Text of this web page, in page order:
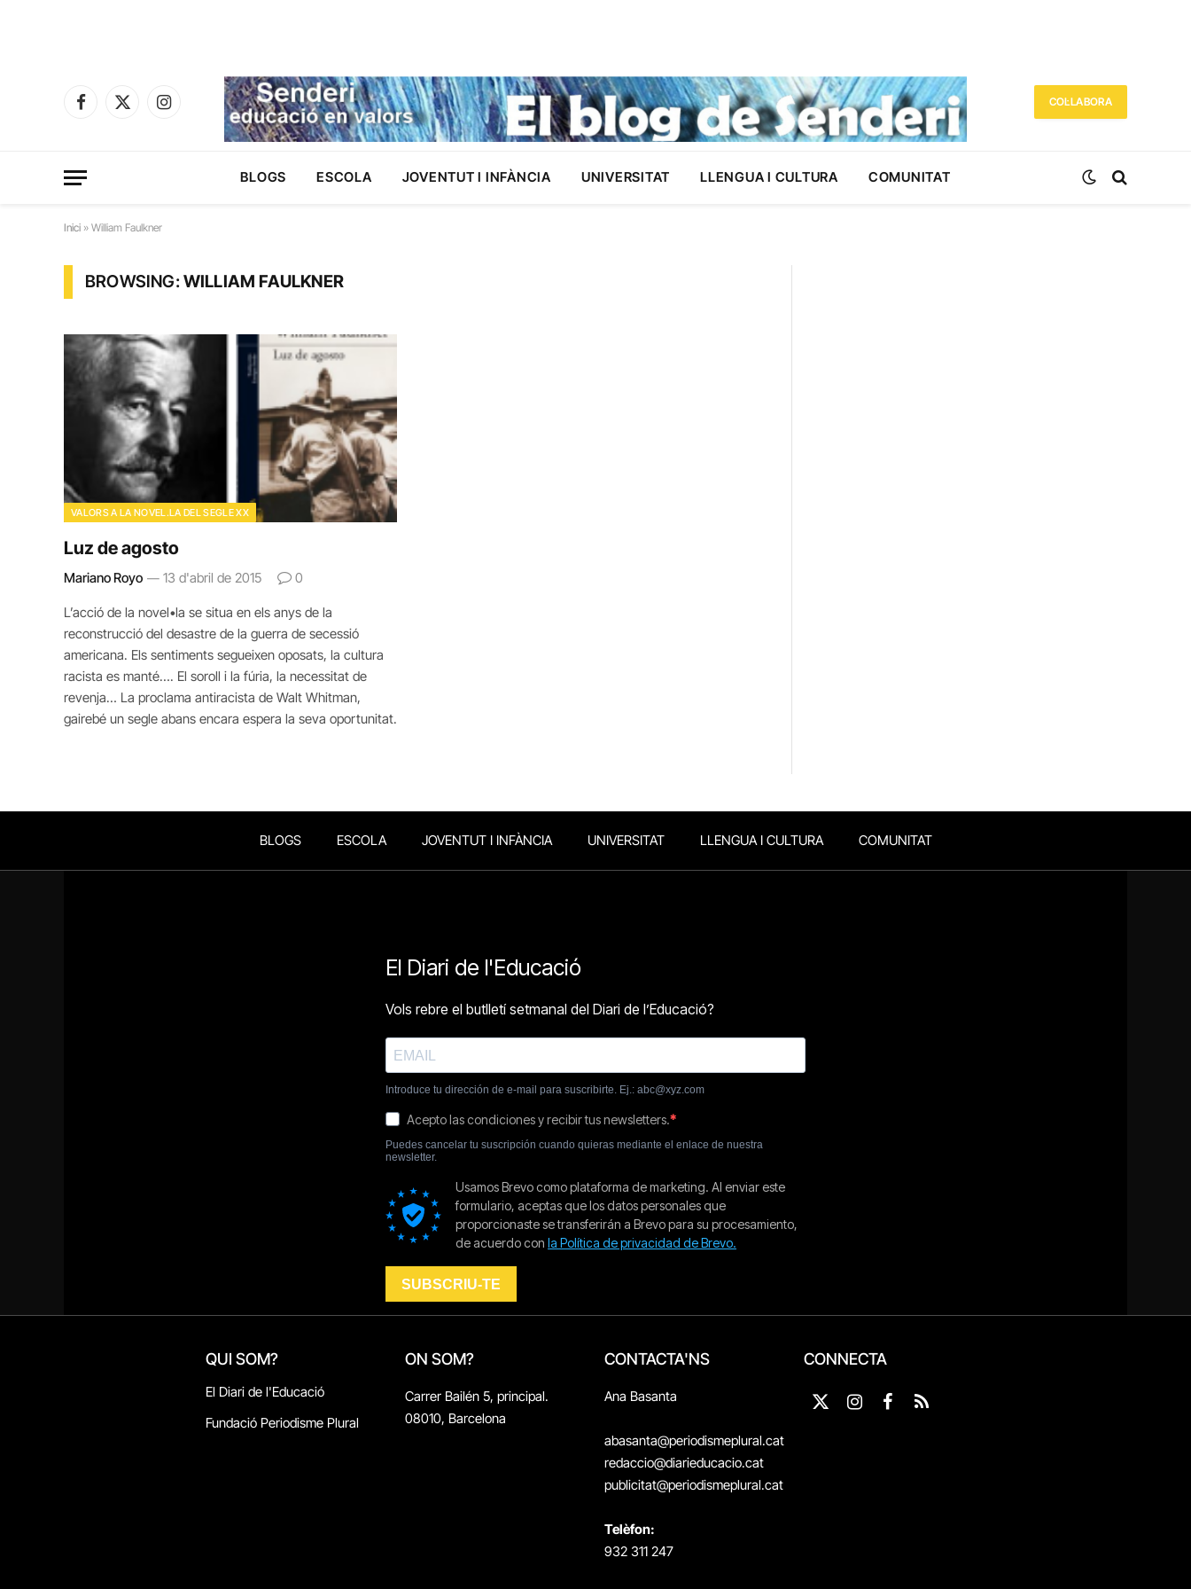
Facebook
X
Instagram
COL·LABORA
BLOGS ESCOLA JOVENTUT I INFÀNCIA UNIVERSITAT LLENGUA I CULTURA COMUNITAT
Inici » William Faulkner
BROWSING:WILLIAM FAULKNER
VALORS A LA NOVEL.LA DEL SEGLE XX
Luz de agosto
Mariano Royo 13 d'abril de 2015 0
L’acció de la novel•la se situa en els anys de la
reconstrucció del desastre de la guerra de secessió
americana. Els sentiments segueixen oposats, la cultura
racista es manté…. El soroll i la fúria, la necessitat de
revenja… La proclama antiracista de Walt Whitman,
gairebé un segle abans encara espera la seva oportunitat.
BLOGS ESCOLA JOVENTUT I INFÀNCIA UNIVERSITAT LLENGUA I CULTURA COMUNITAT
QUI SOM?
El Diari de l'Educació
Fundació Periodisme Plural
ON SOM?
Carrer Bailén 5, principal.
08010, Barcelona
CONTACTA'NS
Ana Basanta
abasanta@periodismeplural.cat
redaccio@diarieducacio.cat
publicitat@periodismeplural.cat
Telèfon:
932 311 247
CONNECTA
X
InstagramFacebook
RSS